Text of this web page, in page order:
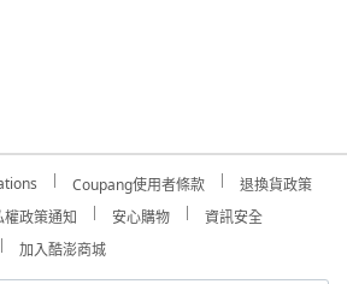
Coupang使用者條款
退換貨政策
政策通知 安心購物
資訊安全
加入酷澎商城